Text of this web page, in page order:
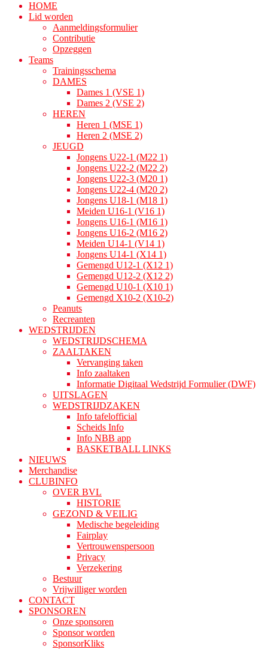
HOME
Lid worden
Aanmeldingsformulier
Contributie
Opzeggen
Teams
Trainingsschema
DAMES
Dames 1 (VSE 1)
Dames 2 (VSE 2)
HEREN
Heren 1 (MSE 1)
Heren 2 (MSE 2)
JEUGD
Jongens U22-1 (M22 1)
Jongens U22-2 (M22 2)
Jongens U22-3 (M20 1)
Jongens U22-4 (M20 2)
Jongens U18-1 (M18 1)
Meiden U16-1 (V16 1)
Jongens U16-1 (M16 1)
Jongens U16-2 (M16 2)
Meiden U14-1 (V14 1)
Jongens U14-1 (X14 1)
Gemengd U12-1 (X12 1)
Gemengd U12-2 (X12 2)
Gemengd U10-1 (X10 1)
Gemengd X10-2 (X10-2)
Peanuts
Recreanten
WEDSTRIJDEN
WEDSTRIJDSCHEMA
ZAALTAKEN
Vervanging taken
Info zaaltaken
Informatie Digitaal Wedstrijd Formulier (DWF)
UITSLAGEN
WEDSTRIJDZAKEN
Info tafelofficial
Scheids Info
Info NBB app
BASKETBALL LINKS
NIEUWS
Merchandise
CLUBINFO
OVER BVL
HISTORIE
GEZOND & VEILIG
Medische begeleiding
Fairplay
Vertrouwenspersoon
Privacy
Verzekering
Bestuur
Vrijwilliger worden
CONTACT
SPONSOREN
Onze sponsoren
Sponsor worden
SponsorKliks